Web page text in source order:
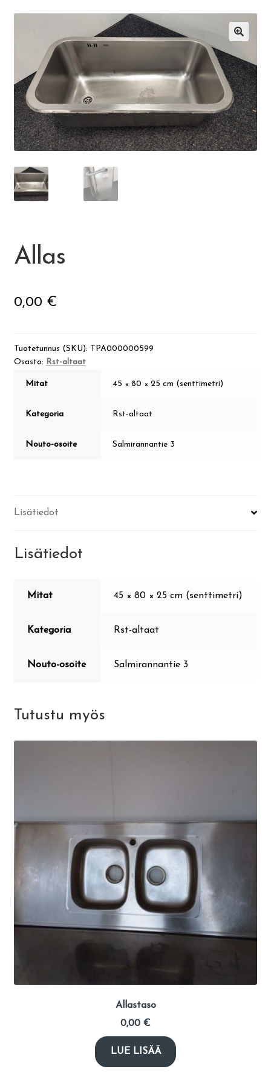
Suomen käsityön museo
Skeittihalli
Varhaiskasvatus
Ateria- ja välipalamaksut
Mämminiemi
Taideapteekki
Lasten Lysti & LystiKylä-festivaali
Ohje
Allas
0,00 €
Tuotetunnus (SKU):
TPA000000599
Osasto: Rst-altaat
Mitat 45 × 80 × 25 cm (senttimetri)
Kategoria Rst-altaat
Nouto-osoite Salmirannantie 3
Lisätiedot
Lisätiedot
Mitat 45 × 80 × 25 cm (senttimetri)
Kategoria Rst-altaat
Nouto-osoite Salmirannantie 3
Tutustu myös
Allastaso
0,00 €
LUE LISÄÄ